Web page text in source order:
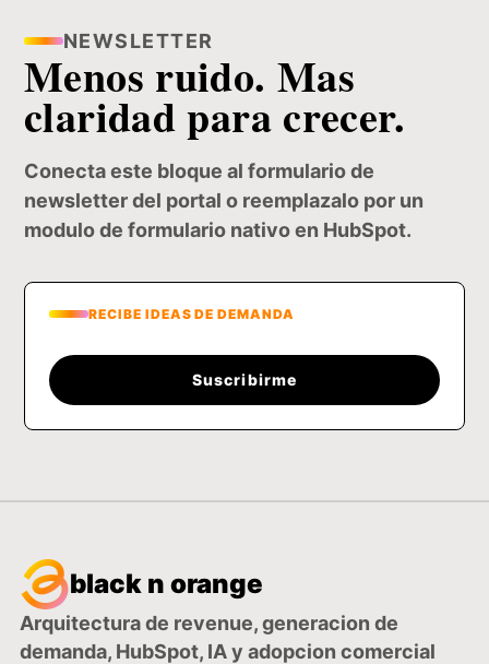
NEWSLETTER
Menos ruido. Mas
claridad para crecer.
Conecta este bloque al formulario de
newsletter del portal o reemplazalo por un
modulo de formulario nativo en HubSpot.
RECIBE IDEAS DE DEMANDA
Suscribirme
black n orange
Arquitectura de revenue, generacion de
demanda, HubSpot, IA y adopcion comercial